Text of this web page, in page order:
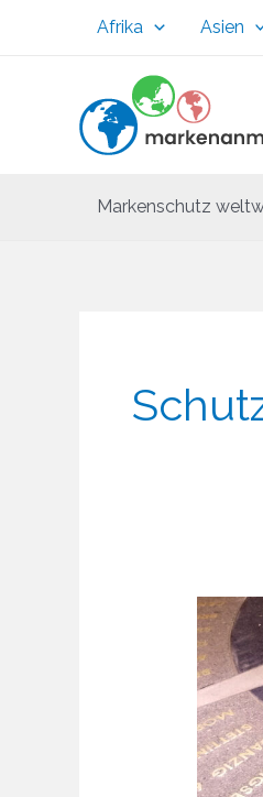
Afrika Asien
Markenschutz